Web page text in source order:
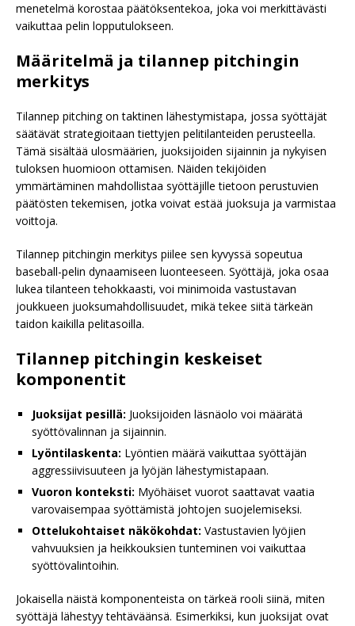
menetelmä korostaa päätöksentekoa, joka voi merkittävästi
vaikuttaa pelin lopputulokseen.
Määritelmä ja tilannep pitchingin
merkitys
Tilannep pitching on taktinen lähestymistapa, jossa syöttäjät
säätävät strategioitaan tiettyjen pelitilanteiden perusteella.
Tämä sisältää ulosmäärien, juoksijoiden sijainnin ja nykyisen
tuloksen huomioon ottamisen. Näiden tekijöiden
ymmärtäminen mahdollistaa syöttäjille tietoon perustuvien
päätösten tekemisen, jotka voivat estää juoksuja ja varmistaa
voittoja.
Tilannep pitchingin merkitys piilee sen kyvyssä sopeutua
baseball-pelin dynaamiseen luonteeseen. Syöttäjä, joka osaa
lukea tilanteen tehokkaasti, voi minimoida vastustavan
joukkueen juoksumahdollisuudet, mikä tekee siitä tärkeän
taidon kaikilla pelitasoilla.
Tilannep pitchingin keskeiset
komponentit
Juoksijat pesillä: Juoksijoiden läsnäolo voi määrätä
syöttövalinnan ja sijainnin.
Lyöntilaskenta: Lyöntien määrä vaikuttaa syöttäjän
aggressiivisuuteen ja lyöjän lähestymistapaan.
Vuoron konteksti: Myöhäiset vuorot saattavat vaatia
varovaisempaa syöttämistä johtojen suojelemiseksi.
Ottelukohtaiset näkökohdat: Vastustavien lyöjien
vahvuuksien ja heikkouksien tunteminen voi vaikuttaa
syöttövalintoihin.
Jokaisella näistä komponenteista on tärkeä rooli siinä, miten
syöttäjä lähestyy tehtäväänsä. Esimerkiksi, kun juoksijat ovat